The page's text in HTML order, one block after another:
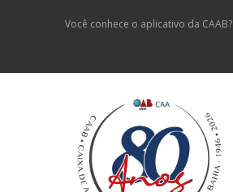
Você conhece o aplicativo da CAAB?